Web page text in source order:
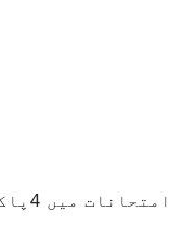
کی غیرمعمولی کامیابی